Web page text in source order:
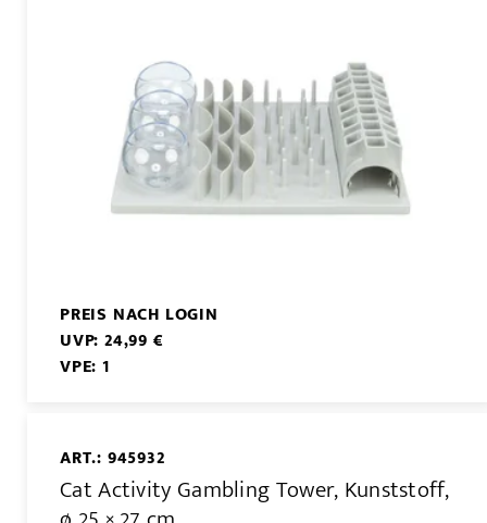
PREIS NACH LOGIN
UVP: 24,99 €
VPE: 1
ART.: 945932
Cat Activity Gambling Tower, Kunststoff,